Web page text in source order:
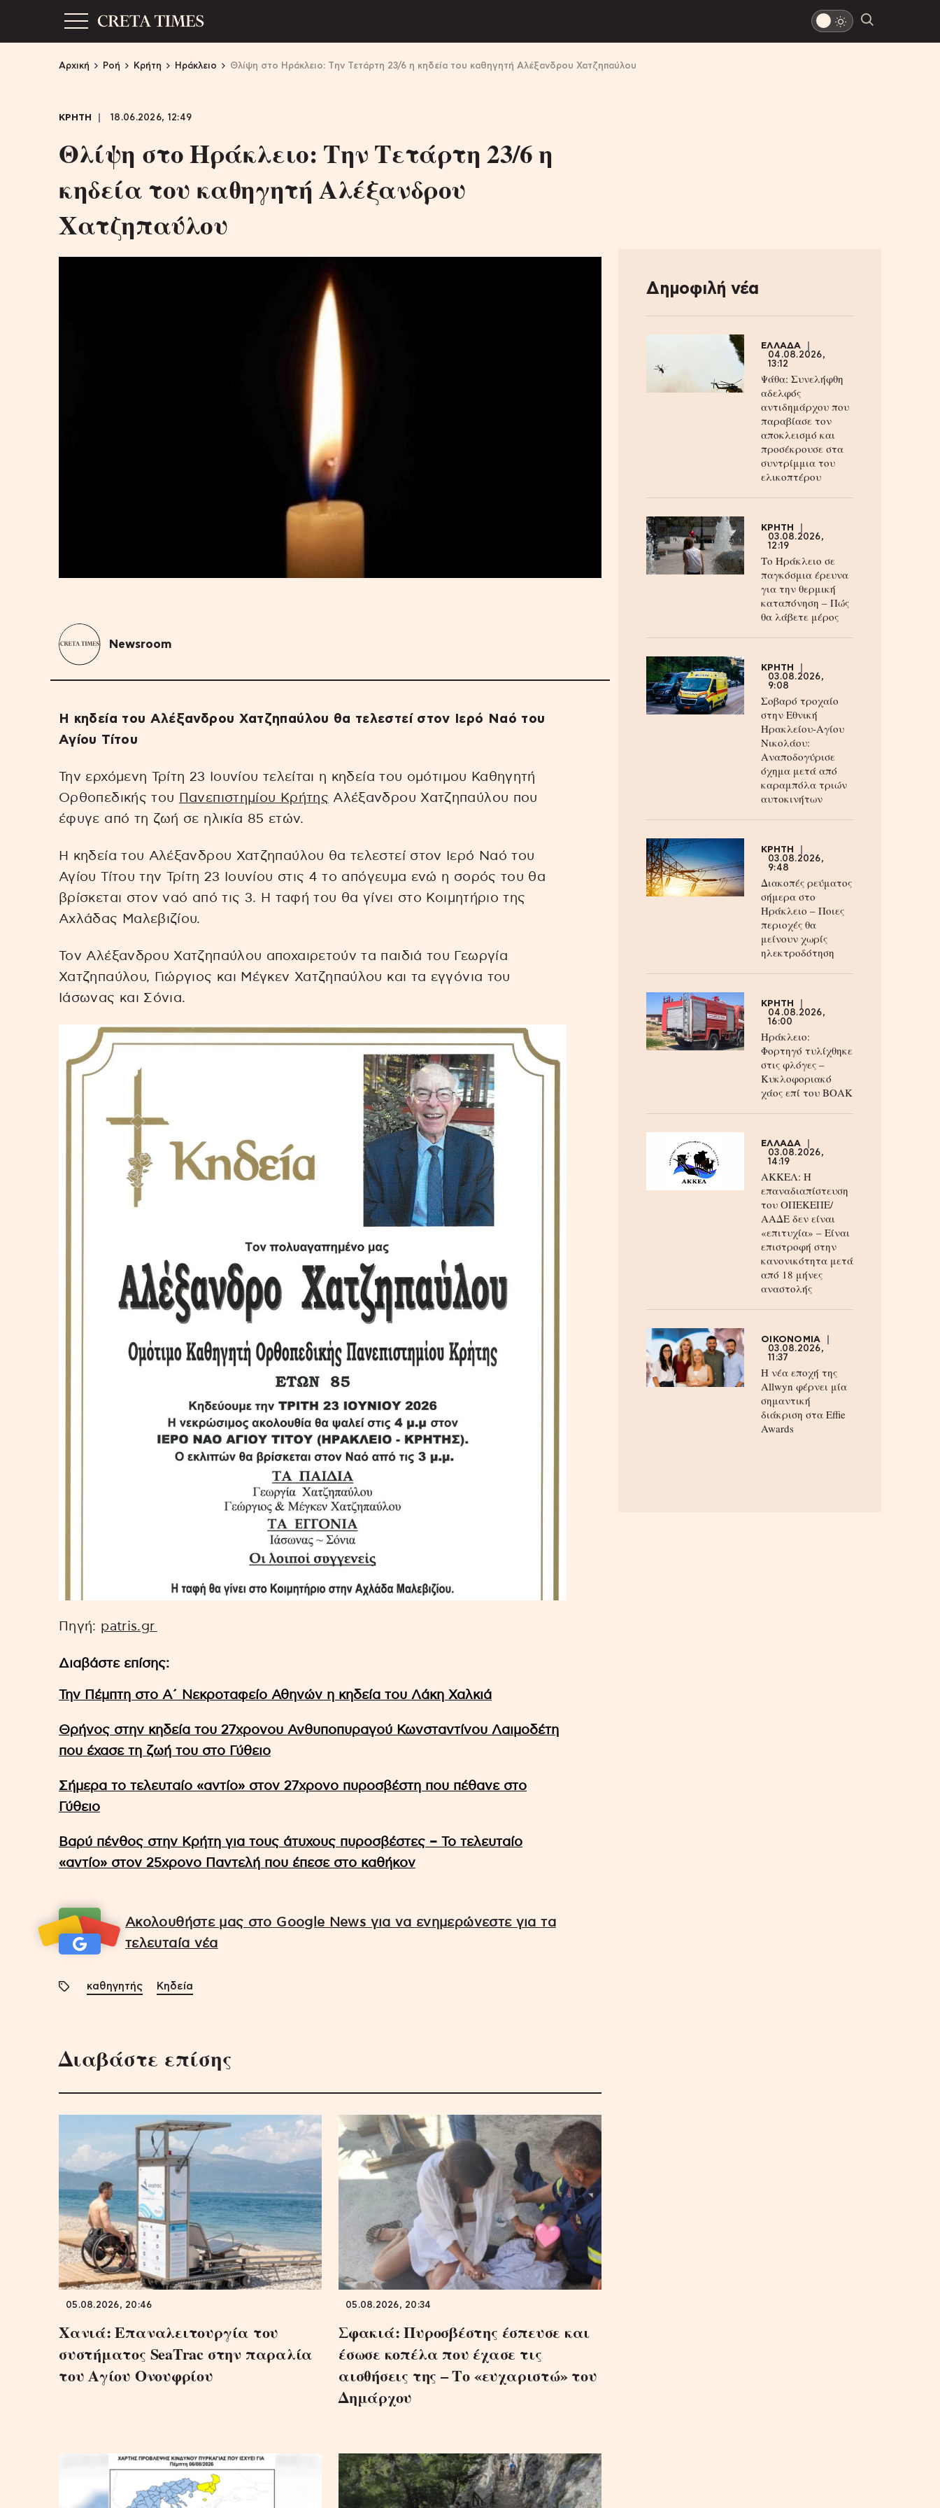
Αρχική Ροή Κρήτη Ηράκλειο Θλίψη στο Ηράκλειο: Tην Τετάρτη 23/6 η κηδεία του καθηγητή Αλέξανδρου Χατζηπαύλου
ΚΡΗΤΗ 18.06.2026, 12:49
Θλίψη στο Ηράκλειο: Tην Τετάρτη 23/6 η
κηδεία του καθηγητή Αλέξανδρου
Χατζηπαύλου
Newsroom
Η κηδεία του Αλέξανδρου Χατζηπαύλου θα τελεστεί στον Ιερό Ναό του
Αγίου Τίτου
Την ερχόμενη Τρίτη 23 Ιουνίου τελείται η κηδεία του ομότιμου Καθηγητή
Ορθοπεδικής του Πανεπιστημίου Κρήτης Αλέξανδρου Χατζηπαύλου που
έφυγε από τη ζωή σε ηλικία 85 ετών.
Η κηδεία του Αλέξανδρου Χατζηπαύλου θα τελεστεί στον Ιερό Ναό του
Αγίου Τίτου την Τρίτη 23 Ιουνίου στις 4 το απόγευμα ενώ η σορός του θα
βρίσκεται στον ναό από τις 3. Η ταφή του θα γίνει στο Κοιμητήριο της
Αχλάδας Μαλεβιζίου.
Τον Αλέξανδρου Χατζηπαύλου αποχαιρετούν τα παιδιά του Γεωργία
Χατζηπαύλου, Γιώργιος και Μέγκεν Χατζηπαύλου και τα εγγόνια του
Ιάσωνας και Σόνια.
Πηγή: patris.gr
Διαβάστε επίσης:
Την Πέμπτη στο Α΄ Νεκροταφείο Αθηνών η κηδεία του Λάκη Χαλκιά
Θρήνος στην κηδεία του 27χρονου Ανθυποπυραγού Κωνσταντίνου Λαιμοδέτη
που έχασε τη ζωή του στο Γύθειο
Σήμερα το τελευταίο «αντίο» στον 27χρονο πυροσβέστη που πέθανε στο
Γύθειο
Βαρύ πένθος στην Κρήτη για τους άτυχους πυροσβέστες – Το τελευταίο
«αντίο» στον 25χρονο Παντελή που έπεσε στο καθήκον
Ακολουθήστε μας στο Google News για να ενημερώνεστε για τα
τελευταία νέα
καθηγητής Κηδεία
Διαβάστε επίσης
05.08.2026, 20:46
Χανιά: Επαναλειτουργία του
συστήματος SeaTrac στην παραλία
του Αγίου Ονουφρίου
05.08.2026, 20:34
Σφακιά: Πυροσβέστης έσπευσε και
έσωσε κοπέλα που έχασε τις
αισθήσεις της – Το «ευχαριστώ» του
Δημάρχου
Δημοφιλή νέα
ΕΛΛΑΔΑ
04.08.2026,
13:12
Ψάθα: Συνελήφθη
αδελφός
αντιδημάρχου που
παραβίασε τον
αποκλεισμό και
προσέκρουσε στα
συντρίμμια του
ελικοπτέρου
ΚΡΗΤΗ
03.08.2026,
12:19
Το Ηράκλειο σε
παγκόσμια έρευνα
για την θερμική
καταπόνηση – Πώς
θα λάβετε μέρος
ΚΡΗΤΗ
03.08.2026,
9:08
Σοβαρό τροχαίο
στην Εθνική
Ηρακλείου-Αγίου
Νικολάου:
Αναποδογύρισε
όχημα μετά από
καραμπόλα τριών
αυτοκινήτων
ΚΡΗΤΗ
03.08.2026,
9:48
Διακοπές ρεύματος
σήμερα στο
Ηράκλειο – Ποιες
περιοχές θα
μείνουν χωρίς
ηλεκτροδότηση
ΚΡΗΤΗ
04.08.2026,
16:00
Ηράκλειο:
Φορτηγό τυλίχθηκε
στις φλόγες –
Κυκλοφοριακό
χάος επί του ΒΟΑΚ
ΕΛΛΑΔΑ
03.08.2026,
14:19
ΑΚΚΕΛ: Η
επαναδιαπίστευση
του ΟΠΕΚΕΠΕ/
ΑΑΔΕ δεν είναι
«επιτυχία» – Είναι
επιστροφή στην
κανονικότητα μετά
από 18 μήνες
αναστολής
ΟΙΚΟΝΟΜΙΑ
03.08.2026,
11:37
Η νέα εποχή της
Allwyn φέρνει μία
σημαντική
διάκριση στα Effie
Awards